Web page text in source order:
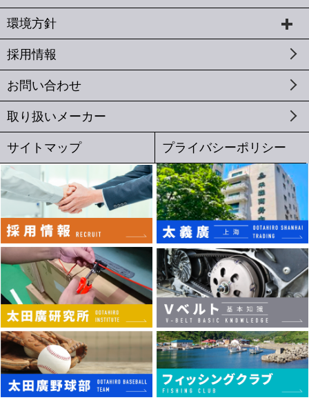
環境方針
採用情報
お問い合わせ
取り扱いメーカー
サイトマップ プライバシーポリシー